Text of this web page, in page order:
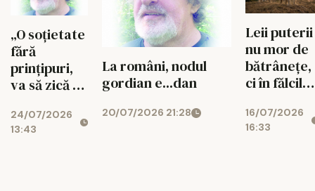
„O soțietate
fără
prințipuri,
va să zică că
24/07/2026
13:43
La români, nodul
gordian e...dan
20/07/2026 21:28
Leii puterii
nu mor de
bătrânețe,
ci în fălcile
16/07/2026
16:33